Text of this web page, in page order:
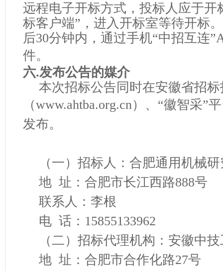
远程电子开标方式，投标人应于开
标客户端”，进入开标室等待开标
后30分钟内，通过手机“中招互连
件。
六.发布公告的媒介
本次招标公告同时在安徽省招
（www.ahtba.org.cn）、“徽智采”
发布。
（一） 招标人： 合肥通用机械
地 址：合肥市长江西路888号
联系人：李根
电 话： 15855133962
（二） 招标代理机构：安徽中
地 址：合肥市合作化路27号